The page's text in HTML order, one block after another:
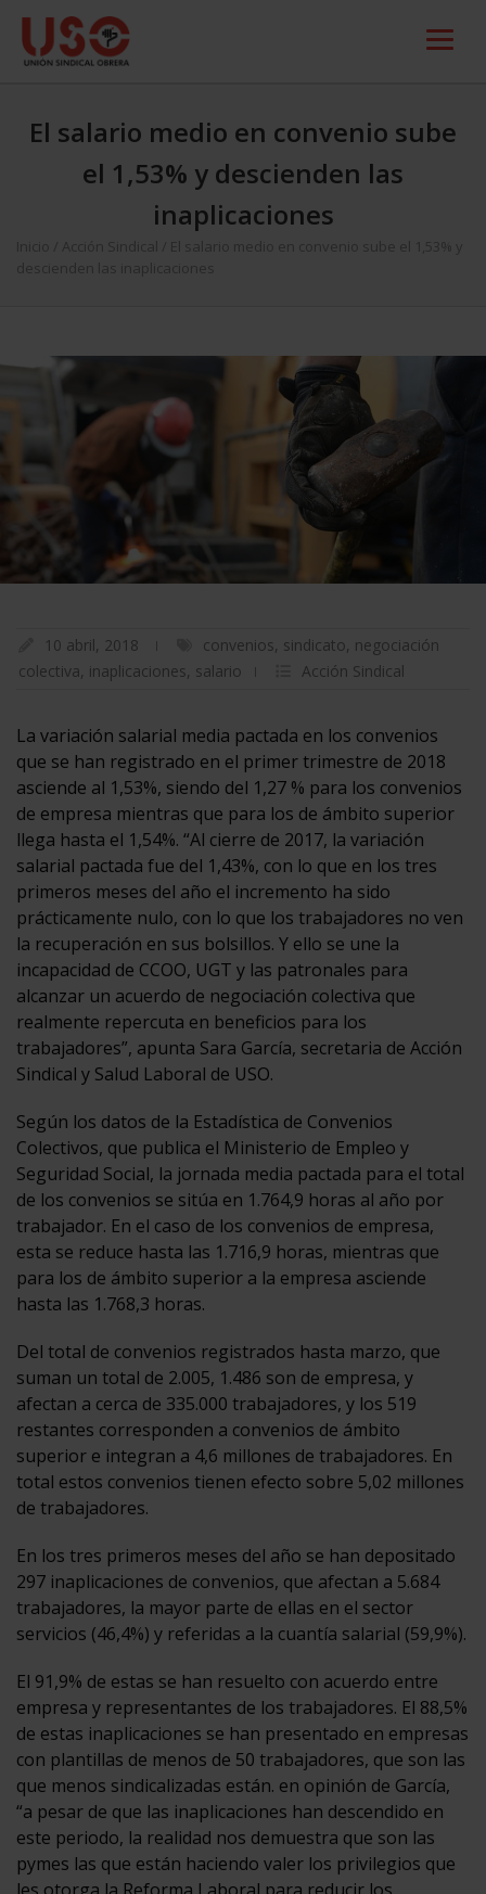
El salario medio en convenio sube
el 1,53% y descienden las
inaplicaciones
Inicio Acción Sindical
El salario medio en convenio sube el 1,53% y
descienden las inaplicaciones
10 abril, 2018 convenios, sindicato, negociación
colectiva, inaplicaciones, salario Acción Sindical
La variación salarial media pactada en los convenios
que se han registrado en el primer trimestre de 2018
asciende al 1,53%, siendo del 1,27 % para los convenios
de empresa mientras que para los de ámbito superior
llega hasta el 1,54%. “Al cierre de 2017, la variación
salarial pactada fue del 1,43%, con lo que en los tres
primeros meses del año el incremento ha sido
prácticamente nulo, con lo que los trabajadores no ven
la recuperación en sus bolsillos. Y ello se une la
incapacidad de CCOO, UGT y las patronales para
alcanzar un acuerdo de negociación colectiva que
realmente repercuta en beneficios para los
trabajadores”, apunta Sara García, secretaria de Acción
Sindical y Salud Laboral de USO.
Según los datos de la Estadística de Convenios
Colectivos, que publica el Ministerio de Empleo y
Seguridad Social, la jornada media pactada para el total
de los convenios se sitúa en 1.764,9 horas al año por
trabajador. En el caso de los convenios de empresa,
esta se reduce hasta las 1.716,9 horas, mientras que
para los de ámbito superior a la empresa asciende
hasta las 1.768,3 horas.
Del total de convenios registrados hasta marzo, que
suman un total de 2.005, 1.486 son de empresa, y
afectan a cerca de 335.000 trabajadores, y los 519
restantes corresponden a convenios de ámbito
superior e integran a 4,6 millones de trabajadores. En
total estos convenios tienen efecto sobre 5,02 millones
de trabajadores.
En los tres primeros meses del año se han depositado
297 inaplicaciones de convenios, que afectan a 5.684
trabajadores, la mayor parte de ellas en el sector
servicios (46,4%) y referidas a la cuantía salarial (59,9%).
El 91,9% de estas se han resuelto con acuerdo entre
empresa y representantes de los trabajadores. El 88,5%
de estas inaplicaciones se han presentado en empresas
con plantillas de menos de 50 trabajadores, que son las
que menos sindicalizadas están. en opinión de García,
“a pesar de que las inaplicaciones han descendido en
este periodo, la realidad nos demuestra que son las
pymes las que están haciendo valer los privilegios que